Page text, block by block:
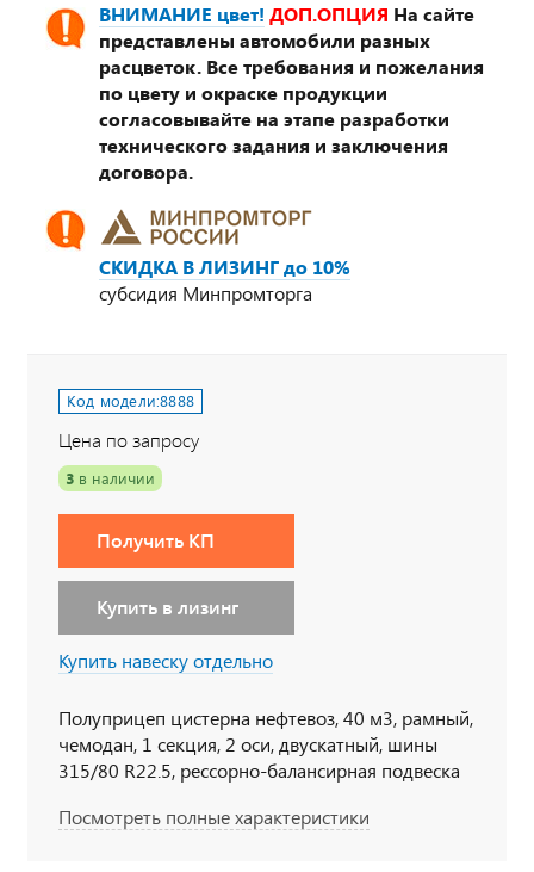
ВНИМАНИЕ цвет! ДОП.ОПЦИЯ На сайте
представлены автомобили разных
расцветок. Все требования и пожелания
по цвету и окраске продукции
согласовывайте на этапе разработки
технического задания и заключения
договора.
СКИДКА В ЛИЗИНГ до 10%
субсидия Минпромторга
Код модели:8888
Цена по запросу
3 в наличии
Получить КП
Купить в лизинг
Купить навеску отдельно
Полуприцеп цистерна нефтевоз, 40 м3, рамный,
чемодан, 1 секция, 2 оси, двускатный, шины
315/80 R22.5, рессорно-балансирная подвеска
мм, паровые трубы, корзина ДЗК полуприцепа,
Посмотреть полные характеристики